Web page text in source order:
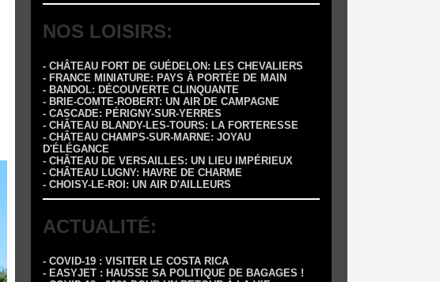
NOS LOISIRS:
- CHÂTEAU FORT DE GUÉDELON: LES CHEVALIERS
- FRANCE MINIATURE: PAYS À PORTÉE DE MAIN
- BANDOL: DÉCOUVERTE CLINQUANTE
- BRIE-COMTE-ROBERT: UN AIR DE CAMPAGNE
- CASCADE: PÉRIGNY-SUR-YERRES
- CHÂTEAU BLANDY-LES-TOURS: LA FORTERESSE
- CHÂTEAU CHAMPS-SUR-MARNE: JOYAU
D'ÉLÉGANCE
- CHÂTEAU DE VERSAILLES: UN LIEU IMPÉRIEUX
- CHÂTEAU LUGNY: HAVRE DE CHARME
- CHOISY-LE-ROI: UN AIR D'AILLEURS
ACTUALITÉ:
- COVID-19 : VISITER LE COSTA RICA
- EASYJET : HAUSSE SA POLITIQUE DE BAGAGES !